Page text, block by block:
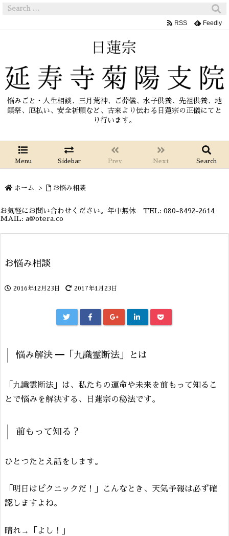
悩みごと・人生相談、三月荒神、ご葬儀、水子供養、先祖供養、地
鎮祭、厄払い、安全祈願など、古来より伝わる日蓮宗の正儀にてと
り行います。
Menu Sidebar Prev Next Search
RSS Feedly
ホーム > お悩み相談
お気軽にお問い合わせください。年中無休 TEL: 080-8492-2614
MAIL: a@otera.co
お悩み相談
2016年12月23日 2017年1月23日
悩み解決 ━「九識霊断法」とは
「九識霊断法」は、私たちの運命や未来を前もって知るこ
とで悩みを解決する、日蓮宗の秘法です。
前もって知る？
ひとつたとえ話をします。
「明日はピクニックだ！」こんなとき、天気予報は必ず確
認しますよね。
晴れ→「よし！」